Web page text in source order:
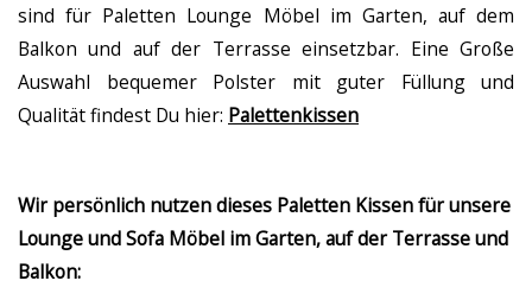
sind für Paletten Lounge Möbel im Garten, auf dem
Balkon und auf der Terrasse einsetzbar. Eine Große
Auswahl bequemer Polster mit guter Füllung und
Qualität findest Du hier: Palettenkissen
Wir persönlich nutzen dieses Paletten Kissen für unsere
Lounge und Sofa Möbel im Garten, auf der Terrasse und
Balkon: